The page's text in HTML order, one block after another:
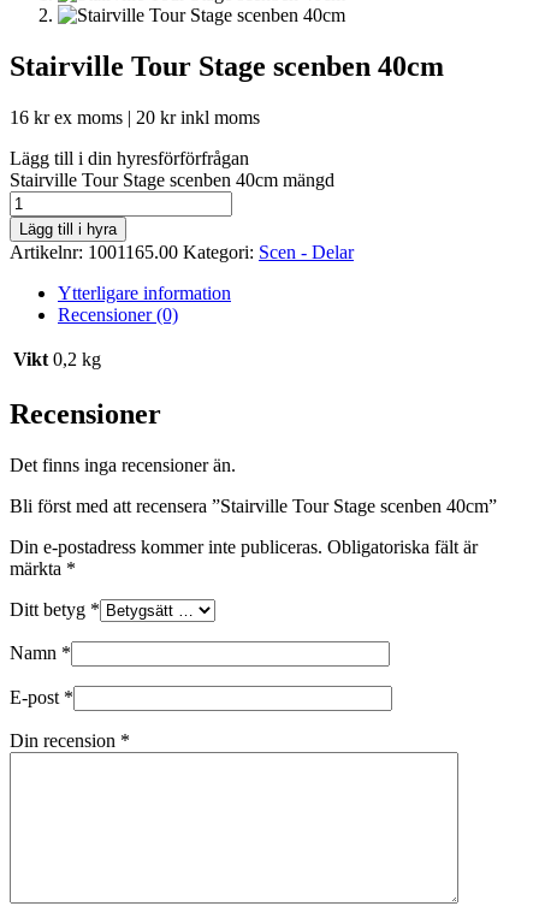
Stairville Tour Stage scenben 40cm
16 krex moms | 20 krinkl moms
Lägg till i din hyresförförfrågan
Stairville Tour Stage scenben 40cm mängd
Lägg till i hyra
Artikelnr: 1001165.00 Kategori: Scen - Delar
Ytterligare information
Recensioner (0)
Vikt 0,2 kg
Recensioner
Det finns inga recensioner än.
Bli först med att recensera ”Stairville Tour Stage scenben 40cm”
Din e-postadress kommer inte publiceras. Obligatoriska fält är
märkta *
Ditt betyg *
Namn *
E-post *
Din recension *